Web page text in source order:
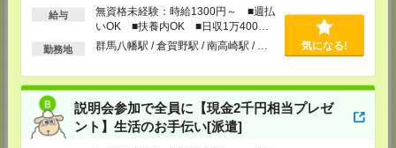
給与
無資格未経験：時給1300円～ ■週払
いOK ■扶養内OK ■日収1万400円
以上
勤務地 群馬八幡駅 / 倉賀野駅 / 南高崎駅 / … 気になる!
説明会参加で全員に【現金2千円相当プレゼ
ント】生活のお手伝い[派遣]
越谷支店
埼玉県越谷市弥生町1-4 越谷弥生ビル3階
担当：採用担当
厚木支店
神奈川県厚木市旭町1-2-1 日本生命本厚木ビル7階
TEL：0120-713-515